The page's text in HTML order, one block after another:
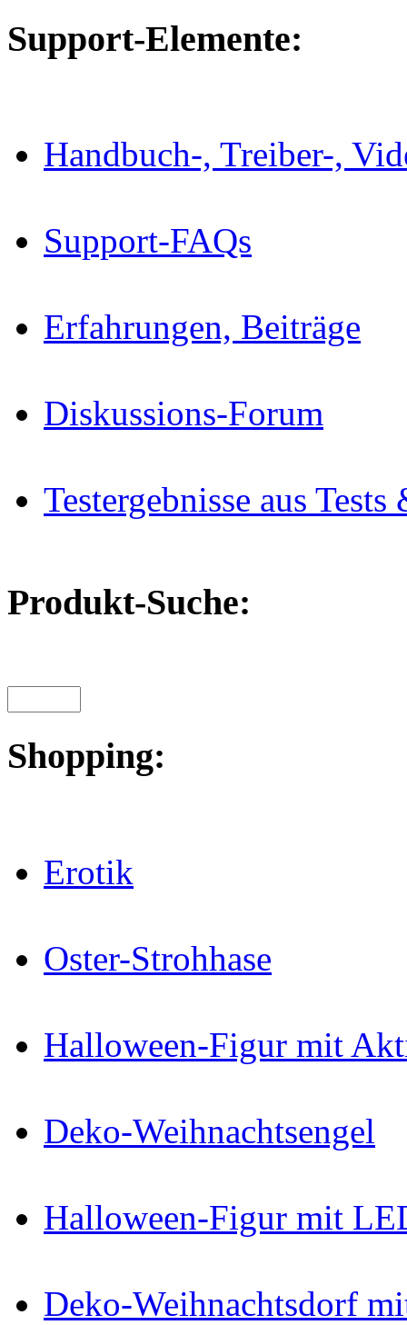
Support-Elemente:
Handbuch-, Treiber-,
Support-FAQs
Erfahrungen, Beiträge
Diskussions-Forum
Testergebnisse aus
Produkt-Suche:
Shopping:
Erotik
Oster-Strohhase
Halloween-Figur mit
Deko-Weihnachtsengel
Halloween-Figur mit
Deko-Weihnachtsdorf